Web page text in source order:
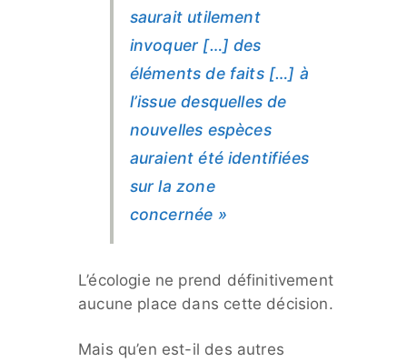
saurait utilement
invoquer […] des
éléments de faits […] à
l’issue desquelles de
nouvelles espèces
auraient été identifiées
sur la zone
concernée »
L’écologie ne prend définitivement
aucune place dans cette décision.
Mais qu’en est-il des autres